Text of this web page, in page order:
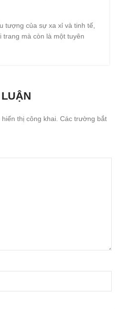
tượng của sự xa xỉ và tinh tế,
trang mà còn là một tuyên
thị công khai. Các trường bắt